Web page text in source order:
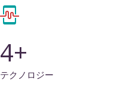
テクノロジー
4+